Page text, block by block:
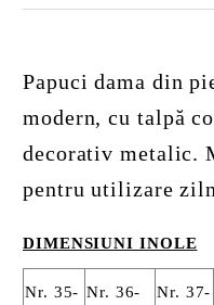
Papuci dama din
modern, cu talpă
decorativ metalic.
pentru utilizare
DIMENSIUNI INOLE
Nr. 35- Nr. 36-
Nr. 37-